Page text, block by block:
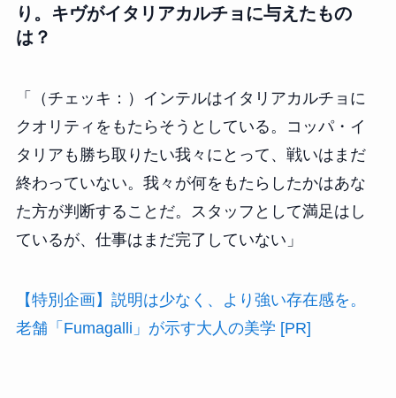
り。キヴがイタリアカルチョに与えたもの
は？
「（チェッキ：）インテルはイタリアカルチョに
クオリティをもたらそうとしている。コッパ・イ
タリアも勝ち取りたい我々にとって、戦いはまだ
終わっていない。我々が何をもたらしたかはあな
た方が判断することだ。スタッフとして満足はし
ているが、仕事はまだ完了していない」
【特別企画】説明は少なく、より強い存在感を。
老舗「Fumagalli」が示す大人の美学 [PR]